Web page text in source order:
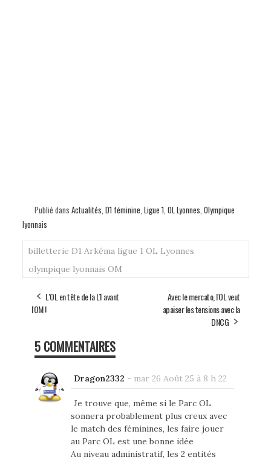
Publié dans Actualités D1 féminine Ligue 1 OL Lyonnes Olympique
lyonnais
billetterie D1 Arkéma ligue 1 OL Lyonnes
olympique lyonnais OM
L'OL en tête de la L1 avant
l'OM !
Avec le mercato, l'OL veut
apaiser les tensions avec la
DNCG
5 COMMENTAIRES
Dragon2332 - mar 26 Août 25 à 8 h 22
Je trouve que, même si le Parc OL
sonnera probablement plus creux avec
le match des féminines, les faire jouer
au Parc OL est une bonne idée
Au niveau administratif, les 2 entités